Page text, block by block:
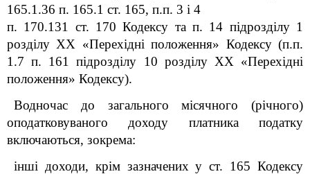
165.1.36 п. 165.1 ст. 165, п.п. 3 і 4
п. 170.131 ст. 170Кодексу та п. 14 підрозділу 1
розділу ХХ «Перехідні положення» Кодексу(п.п.
1.7 п. 161
підрозділу 10 розділу ХХ «Перехідні
положення» Кодексу).
Водночас до загального місячного (річного)
оподатковуваного доходу платника податку
включаються, зокрема:
інші доходи, крім зазначених у ст. 165 Кодексу